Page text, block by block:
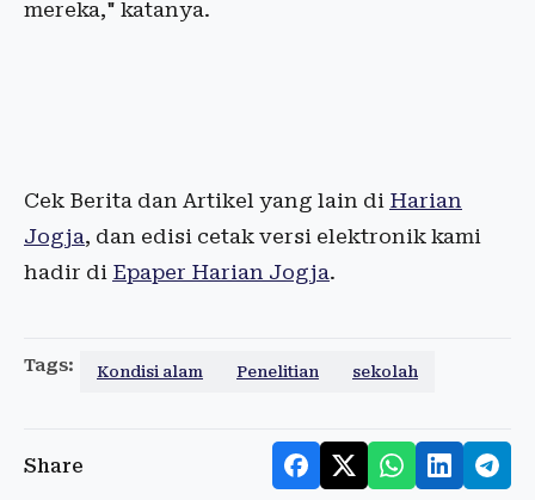
mereka," katanya.
Cek Berita dan Artikel yang lain di Harian
Jogja, dan edisi cetak versi elektronik kami
hadir di Epaper Harian Jogja.
Tags: Kondisi alam Penelitian sekolah
Share